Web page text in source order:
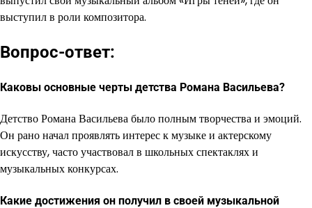
выступил в роли композитора.
Вопрос-ответ:
Каковы основные черты детства Романа Васильева?
Детство Романа Васильева было полным творчества и эмоций.
Он рано начал проявлять интерес к музыке и актерскому
искусству, часто участвовал в школьных спектаклях и
музыкальных конкурсах.
Какие достижения он получил в своей музыкальной